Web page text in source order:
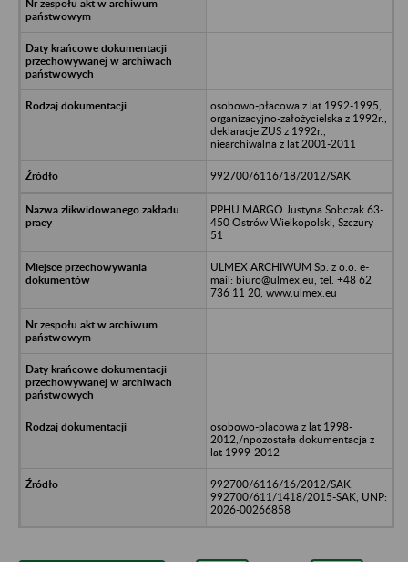
osobowo-płacowa z lat 1992-1995,
organizacyjno-założycielska z 1992r.,
deklaracje ZUS z 1992r.,
niearchiwalna z lat 2001-2011
992700/6116/18/2012/SAK
PPHU MARGO Justyna Sobczak 63-
450 Ostrów Wielkopolski, Szczury
51
ULMEX ARCHIWUM Sp. z o.o. e-
mail: biuro@ulmex.eu, tel. +48 62
736 11 20, www.ulmex.eu
osobowo-placowa z lat 1998-
2012,/npozostała dokumentacja z
lat 1999-2012
992700/6116/16/2012/SAK,
992700/611/1418/2015-SAK, UNP:
2026-00266858